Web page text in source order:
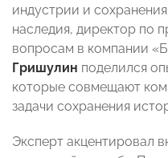
индустрии и
наследия, директор по
вопросам в компании
Гришулин поделился
которые совмещают
задачи сохранения
Эксперт акцентировал